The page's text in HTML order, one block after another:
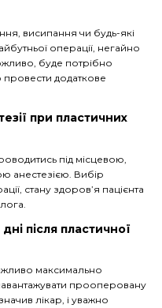
висипання чи будь-які
операції, негайно
буде потрібно
провести додаткове
при пластичних
під місцевою,
анестезією. Вибір
стану здоров’я пацієнта
після пластичної
максимально
прооперовану
лікар, і уважно